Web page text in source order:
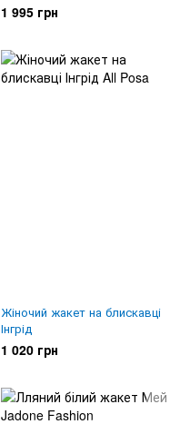
1 995 грн
Жіночий жакет на блискавці
Інгрід
1 020 грн